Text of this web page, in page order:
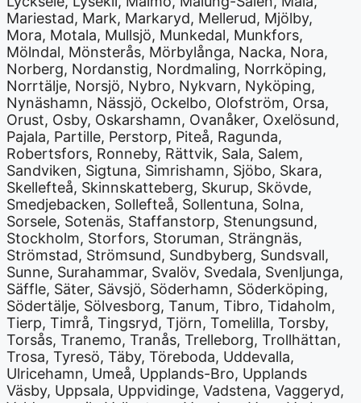
Mariestad, Mark, Markaryd, Mellerud, Mjölby,
Mora, Motala, Mullsjö, Munkedal, Munkfors,
Mölndal, Mönsterås, Mörbylånga, Nacka, Nora,
Norberg, Nordanstig, Nordmaling, Norrköping,
Norrtälje, Norsjö, Nybro, Nykvarn, Nyköping,
Nynäshamn, Nässjö, Ockelbo, Olofström, Orsa,
Orust, Osby, Oskarshamn, Ovanåker, Oxelösund,
Pajala, Partille, Perstorp, Piteå, Ragunda,
Robertsfors, Ronneby, Rättvik, Sala, Salem,
Sandviken, Sigtuna, Simrishamn, Sjöbo, Skara,
Skellefteå, Skinnskatteberg, Skurup, Skövde,
Smedjebacken, Sollefteå, Sollentuna, Solna,
Sorsele, Sotenäs, Staffanstorp, Stenungsund,
Stockholm, Storfors, Storuman, Strängnäs,
Strömstad, Strömsund, Sundbyberg, Sundsvall,
Sunne, Surahammar, Svalöv, Svedala, Svenljunga,
Säffle, Säter, Sävsjö, Söderhamn, Söderköping,
Södertälje, Sölvesborg, Tanum, Tibro, Tidaholm,
Tierp, Timrå, Tingsryd, Tjörn, Tomelilla, Torsby,
Torsås, Tranemo, Tranås, Trelleborg, Trollhättan,
Trosa, Tyresö, Täby, Töreboda, Uddevalla,
Ulricehamn, Umeå, Upplands-Bro, Upplands
Väsby, Uppsala, Uppvidinge, Vadstena, Vaggeryd,